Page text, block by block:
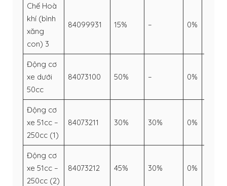
Chế Hoà
khí (bình
xăng
con) 3
84099931 15% – 0%
Động cơ
xe dưới
50cc
84073100 50% – 0%
Động cơ
xe 51cc –
250cc (1)
84073211 30% 30% 0%
Động cơ
xe 51cc –
250cc (2)
84073212 45% 30% 0%